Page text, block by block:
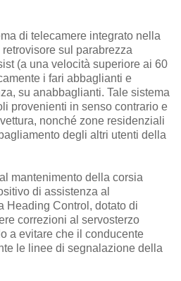
di telecamere integrato nella
sul parabrezza
(a una velocità superiore ai 60
i fari abbaglianti e
su anabbaglianti. Tale sistema
provenienti in senso contrario e
nonché zone residenziali
degli altri utenti della
mantenimento della corsia
di assistenza al
Heading Control, dotato di
correzioni al servosterzo
a evitare che il conducente
le linee di segnalazione della